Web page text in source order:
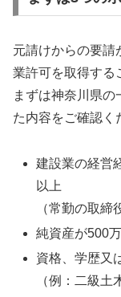
元請けからの要請
業許可を取得する
まずは神奈川県
た内容をご確認く
建設業の経営
以上
（常勤の取締
純資産が500
資格、学歴又
（例：二級土